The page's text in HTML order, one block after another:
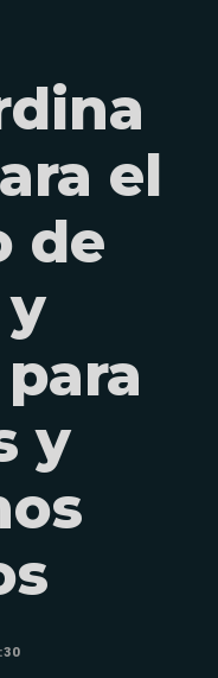
el
de
y